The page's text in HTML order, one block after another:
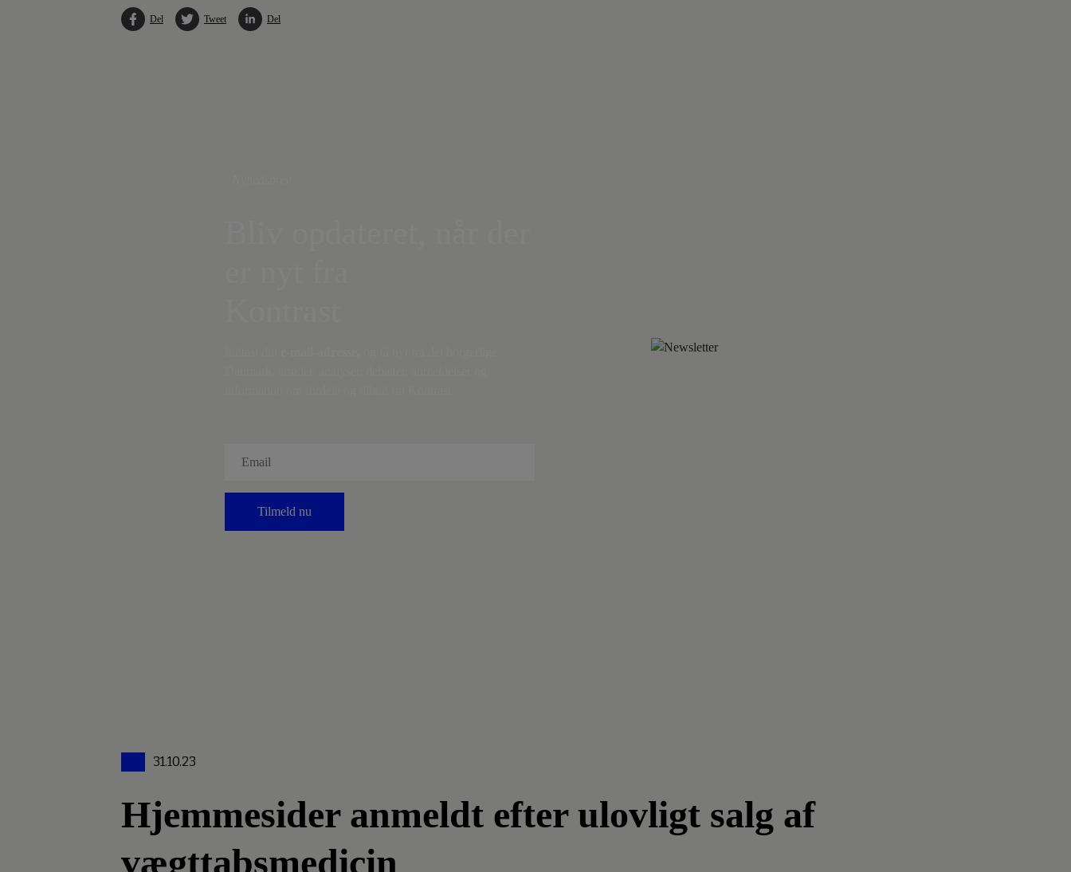
Del Tweet Del
Tilmeld nu
31.10.23
Hjemmesider anmeldt efter ulovligt salg af
vægttabsmedicin